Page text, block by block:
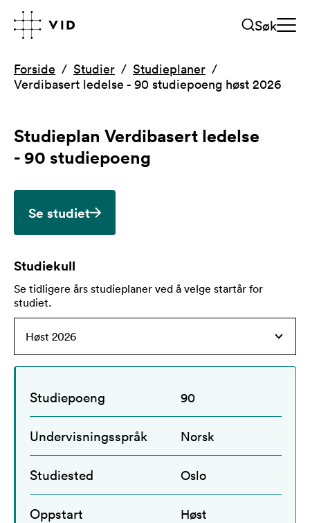
Søk
Forside Studier
Studieplaner
Verdibasert ledelse - 90 studiepoeng høst 2026
Studieplan Verdibasert ledelse
- 90 studiepoeng
Se studiet
Studiekull
Se tidligere års studieplaner ved å velge startår for
studiet.
Studiepoeng 90
Undervisningsspråk Norsk
Studiested Oslo
Oppstart Høst